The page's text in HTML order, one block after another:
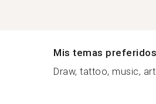
Mis temas preferidos
Draw, tattoo, music,